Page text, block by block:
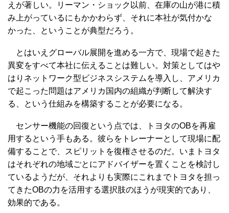
えが著しい。リーマン・ショック以前、在庫の山が港に積
み上がっているにもかかわらず、それに本社が気付かな
かった、ということが典型だろう。
とはいえグローバル展開を進める一方で、現場で起きた
異変をすべて本社に伝えることは難しい。対策としてはや
はりネットワーク型ビジネスシステムを導入し、アメリカ
で起こった問題はアメリカ国内の組織が判断して解決す
る、という仕組みを構築することが必要になる。
センサー機能の回復という点では、トヨタのOBを再雇
用するという手もある。彼らをトレーナーとして現場に配
備することで、スピリットを復権させるのだ。いまトヨタ
はそれぞれの地域ごとにアドバイザーを置くことを検討し
ているようだが、それよりも実際にこれまでトヨタを担っ
てきたOBの力を活用する選択肢のほうが現実的であり、
効果的である。